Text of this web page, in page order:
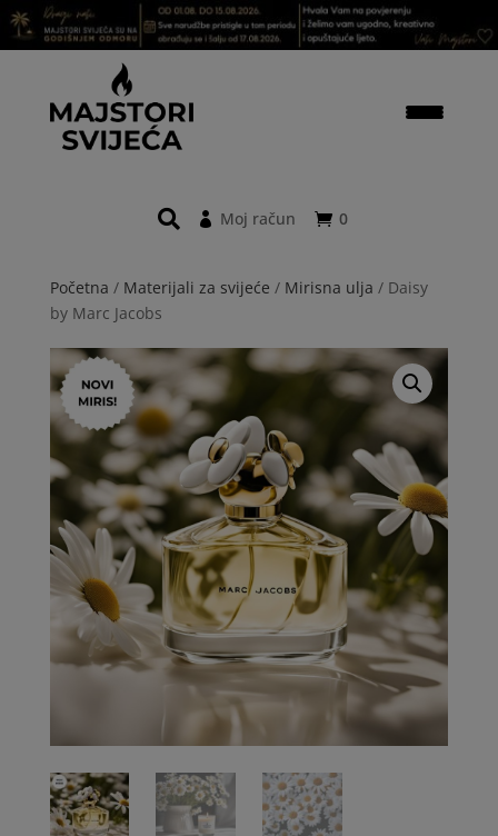
0
Moj račun
Početna / Materijali za svijeće / Mirisna ulja / Daisy
by Marc Jacobs